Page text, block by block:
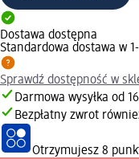
Dostawa dostępna
Standardowa dostawa w
Sprawdź dostępność w
Darmowa wysyłka od
Bezpłatny zwrot
Otrzymujesz 8